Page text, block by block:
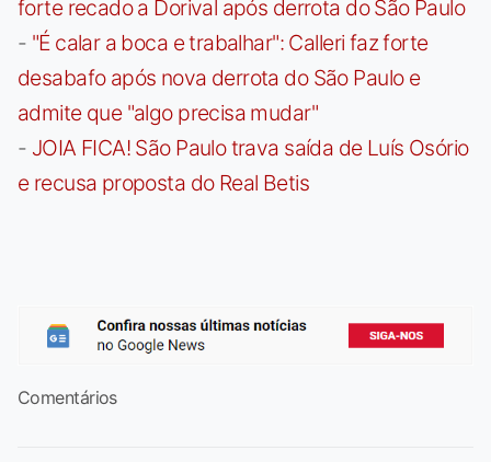
forte recado a Dorival após derrota do São Paulo
- "É calar a boca e trabalhar": Calleri faz forte
desabafo após nova derrota do São Paulo e
admite que "algo precisa mudar"
- JOIA FICA! São Paulo trava saída de Luís Osório
e recusa proposta do Real Betis
Comentários